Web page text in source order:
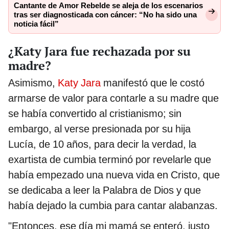
Cantante de Amor Rebelde se aleja de los escenarios
tras ser diagnosticada con cáncer: “No ha sido una
noticia fácil”
¿Katy Jara fue rechazada por su
madre?
Asimismo, Katy Jaramanifestó que le costó
armarse de valor para contarle a su madre que
se había convertido al cristianismo; sin
embargo, al verse presionada por su hija
Lucía, de 10 años, para decir la verdad, la
exartista de cumbia terminó por revelarle que
había empezado una nueva vida en Cristo, que
se dedicaba a leer la Palabra de Dios y que
había dejado la cumbia para cantar alabanzas.
"Entonces, ese día mi mamá se enteró, justo